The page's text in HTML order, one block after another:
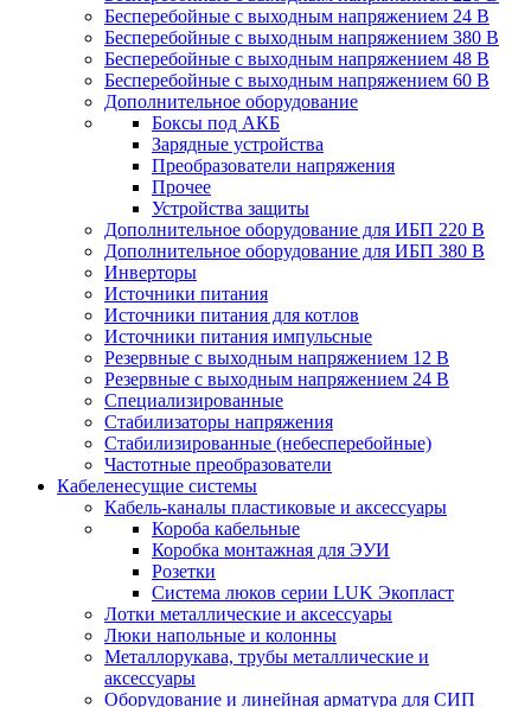
Бесперебойные с выходным напряжением 24 В
Бесперебойные с выходным напряжением 380 В
Бесперебойные с выходным напряжением 48 В
Бесперебойные с выходным напряжением 60 В
Дополнительное оборудование
Боксы под АКБ
Зарядные устройства
Преобразователи напряжения
Прочее
Устройства защиты
Дополнительное оборудование для ИБП 220 В
Дополнительное оборудование для ИБП 380 В
Инверторы
Источники питания
Источники питания для котлов
Источники питания импульсные
Резервные с выходным напряжением 12 В
Резервные с выходным напряжением 24 В
Специализированные
Стабилизаторы напряжения
Стабилизированные (небесперебойные)
Частотные преобразователи
Кабеленесущие системы
Кабель-каналы пластиковые и аксессуары
Короба кабельные
Коробка монтажная для ЭУИ
Розетки
Система люков серии LUK Экопласт
Лотки металлические и аксессуары
Люки напольные и колонны
Металлорукава, трубы металлические и
аксессуары
Оборудование и линейная арматура для СИП